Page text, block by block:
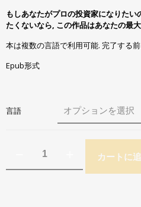
もしあなたがプロの投資家になりた
たくないなら, この作品はあなたの最
本は複数の言語で利用可能. 完了する
Epub形式
言語
カートに